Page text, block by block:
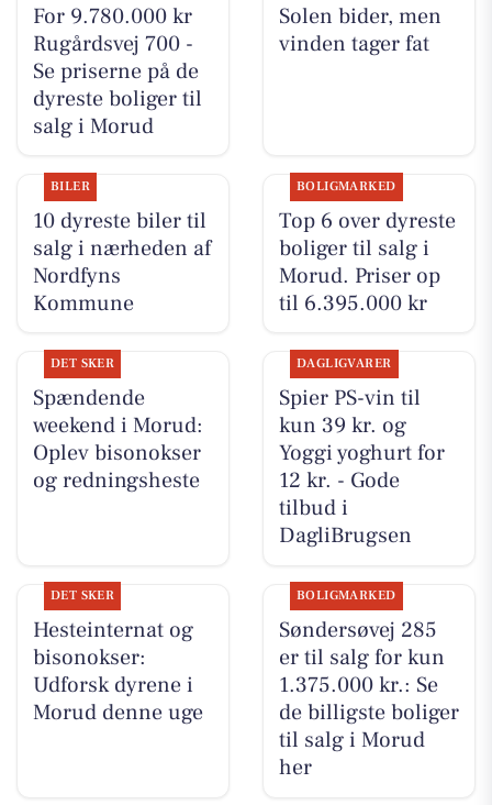
For 9.780.000 kr
Rugårdsvej 700 -
Se priserne på de
dyreste boliger til
salg i Morud
Solen bider, men
vinden tager fat
BILER
10 dyreste biler til
salg i nærheden af
Nordfyns
Kommune
BOLIGMARKED
Top 6 over dyreste
boliger til salg i
Morud. Priser op
til 6.395.000 kr
DET SKER
Spændende
weekend i Morud:
Oplev bisonokser
og redningsheste
DAGLIGVARER
Spier PS-vin til
kun 39 kr. og
Yoggi yoghurt for
12 kr. - Gode
tilbud i
DagliBrugsen
DET SKER
Hesteinternat og
bisonokser:
Udforsk dyrene i
Morud denne uge
BOLIGMARKED
Søndersøvej 285
er til salg for kun
1.375.000 kr.: Se
de billigste boliger
til salg i Morud
her